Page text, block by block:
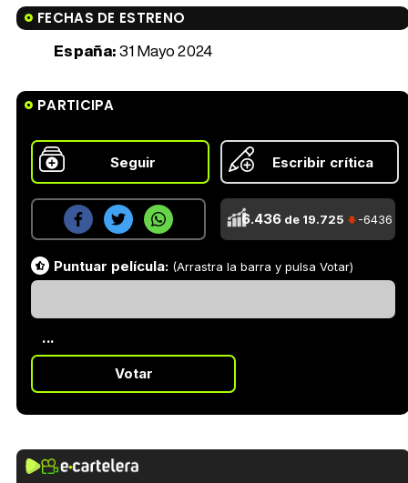
FECHAS DE ESTRENO
España:31 Mayo 2024
PARTICIPA
Seguir Escribir crítica
6.436 de 19.725 -6436
Puntuar película: (Arrastra la barra y pulsa Votar)
...
Votar